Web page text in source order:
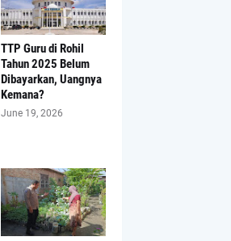
TTP Guru di Rohil
Tahun 2025 Belum
Dibayarkan, Uangnya
Kemana?
June 19, 2026